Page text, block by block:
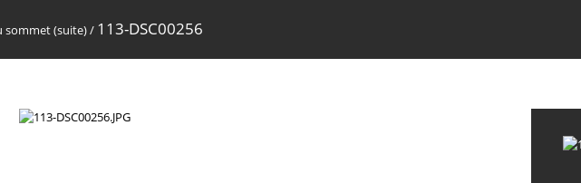
sommet (suite)/ 113-DSC00256